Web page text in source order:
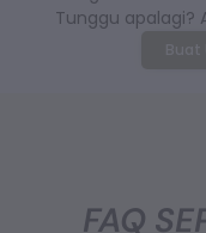
Tunggu apalagi?
FAQ